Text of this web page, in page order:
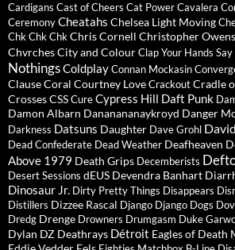
Cardigans Cast of Cheers Cat PowerCavalera
CeremonyCheatahs Chelsea Light Moving
Chk Chk ChkChris Cornell Christopher Owens
ChvrchesCity and ColourClap Your Hands Say
NothingsColdplayConnan Mockasin
ClauseCoral Courtney LoveCrackoutCradle
CrossesCSSCureCypress Hill Daft Punk
Damon Albarn Dananananaykroyd Danger
Darkness Datsuns Daughter Dave Grohl
Dead Confederate Dead Weather Deafheaven
Above 1979 Death Grips Decemberists
Desert Sessions dEUS Devendra Banhart
Dinosaur Jr. Dirty Pretty Things Disappears
Distillers Dizzee Rascal Django Django Dogs
Dredg Drenge Drowners Drumgasm Duke
Dylan DZ Deathrays Détroit Eagles of Death